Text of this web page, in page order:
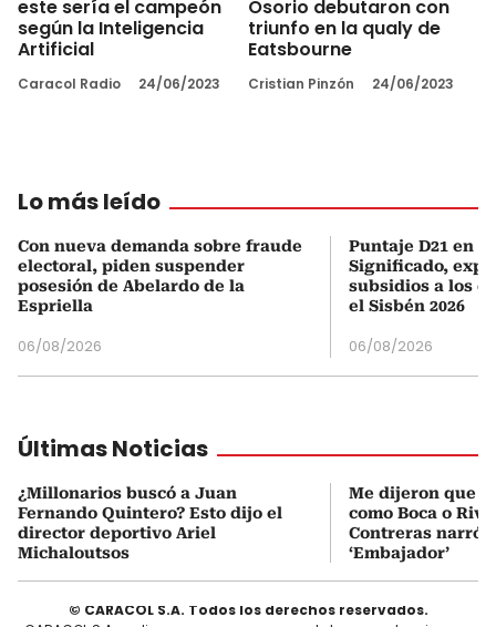
este sería el campeón
según la Inteligencia
Artificial
Caracol Radio 24/06/2023
Osorio debutaron con
triunfo en la qualy de
Eatsbourne
Cristian Pinzón 24/06/2023
Lo más leído
Con nueva demanda sobre fraude
electoral, piden suspender
posesión de Abelardo de la
Espriella
06/08/2026
Puntaje D21 en
Significado,
subsidios a los
el Sisbén 2026
06/08/2026
Últimas Noticias
¿Millonarios buscó a Juan
Fernando Quintero? Esto dijo el
director deportivo Ariel
Michaloutsos
Me dijeron que
como Boca o
Contreras narró
‘Embajador’
© CARACOL S.A. Todos los derechos reservados.